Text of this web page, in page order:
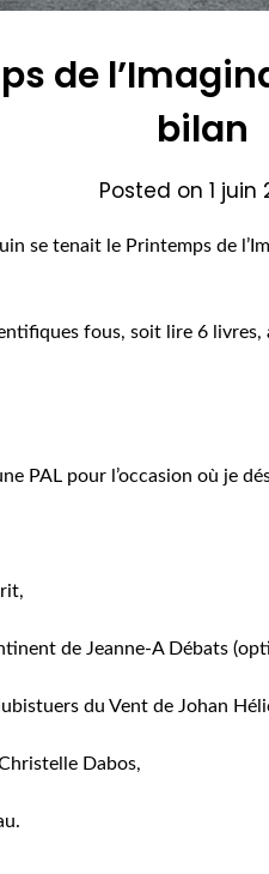
de
bilan
Posted on 1 juin
se tenait le Printemps de
fous, soit lire 6
PAL pour l’occasion où je
de Jeanne-A Débats
du Vent de Johan
Dabos,